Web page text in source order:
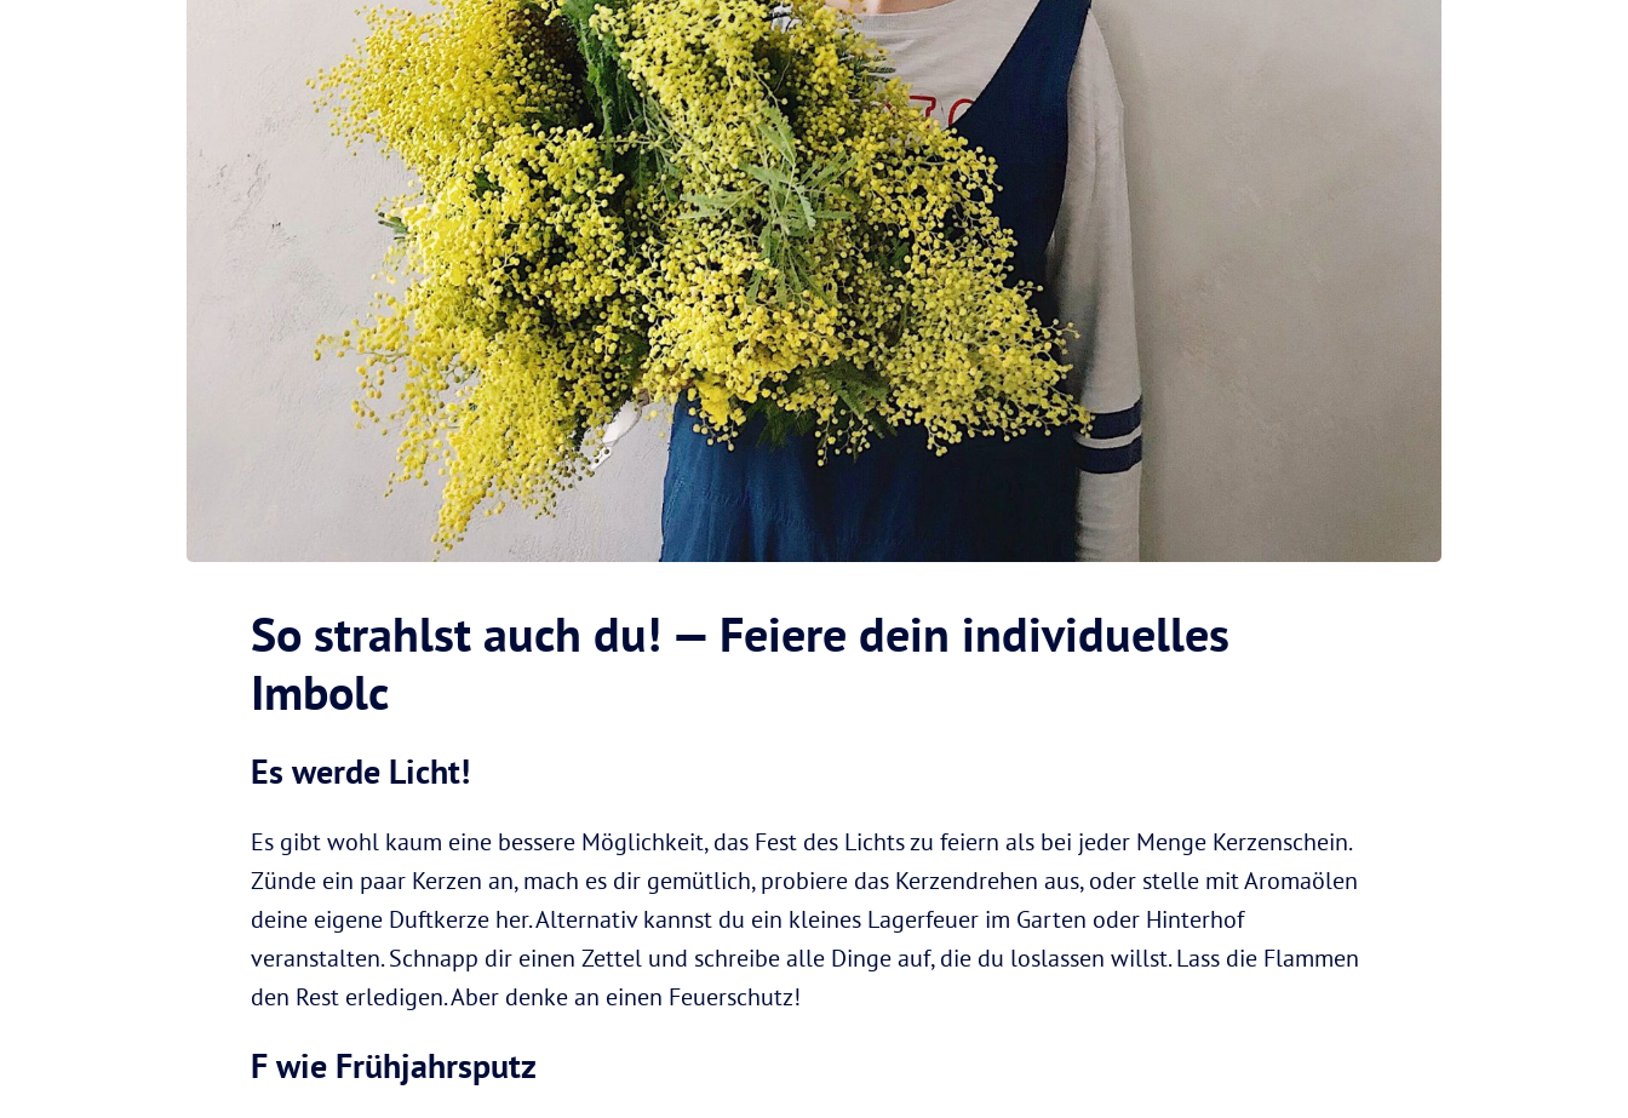
So strahlst auch du! — Feiere dein individuelles
Imbolc
Es werde Licht!
Es gibt wohl kaum eine bessere Möglichkeit, das Fest des Lichts zu feiern als bei jeder Menge Kerzenschein.
Zünde ein paar Kerzen an, mach es dir gemütlich, probiere das Kerzendrehen aus, oder stelle mit Aromaölen
deine eigene Duftkerze her. Alternativ kannst du ein kleines Lagerfeuer im Garten oder Hinterhof
veranstalten. Schnapp dir einen Zettel und schreibe alle Dinge auf, die du loslassen willst. Lass die Flammen
den Rest erledigen. Aber denke an einen Feuerschutz!
F wie Frühjahrsputz